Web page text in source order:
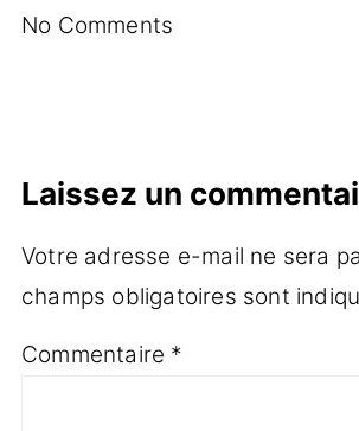
No Comments
Laissez un
Votre adresse e-mail ne sera
champs obligatoires sont
Commentaire *